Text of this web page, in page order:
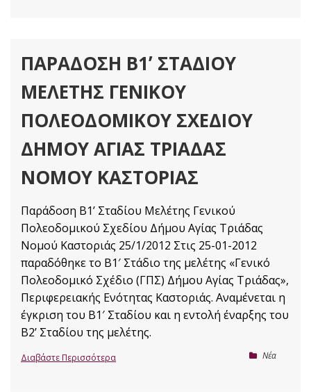
ΠΑΡΆΔΟΣΗ Β1ʼ ΣΤΑΔΊΟΥ
ΜΕΛΈΤΗΣ ΓΕΝΙΚΟΎ
ΠΟΛΕΟΔΟΜΙΚΟΎ ΣΧΕΔΊΟΥ
ΔΉΜΟΥ ΑΓΊΑΣ ΤΡΙΆΔΑΣ
ΝΟΜΟΎ ΚΑΣΤΟΡΙΆΣ
Παράδοση Β1ʼ Σταδίου Μελέτης Γενικού
Πολεοδομικού Σχεδίου Δήμου Αγίας Τριάδας
Νομού Καστοριάς 25/1/2012 Στις 25-01-2012
παραδόθηκε το Β1′ Στάδιο της μελέτης «Γενικό
Πολεοδομικό Σχέδιο (ΓΠΣ) Δήμου Αγίας Τριάδας»,
Περιφερειακής Ενότητας Καστοριάς. Αναμένεται η
έγκριση του Β1′ Σταδίου και η εντολή έναρξης του
Β2ʼ Σταδίου της μελέτης.
Nέα
Διαβάστε Περισσότερα